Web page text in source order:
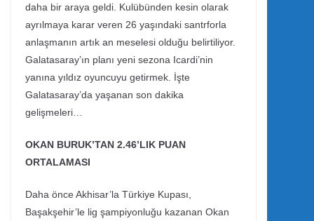
daha bir araya geldi. Kulübünden kesin olarak
ayrılmaya karar veren 26 yaşındaki santrforla
anlaşmanın artık an meselesi olduğu belirtiliyor.
Galatasaray’ın planı yeni sezona Icardi’nin
yanına yıldız oyuncuyu getirmek. İşte
Galatasaray’da yaşanan son dakika
gelişmeleri…
OKAN BURUK’TAN 2.46’LIK PUAN
ORTALAMASI
Daha önce Akhisar’la Türkiye Kupası,
Başakşehir’le lig şampiyonluğu kazanan Okan